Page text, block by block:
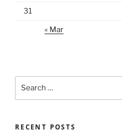
31
« Mar
RECENT POSTS